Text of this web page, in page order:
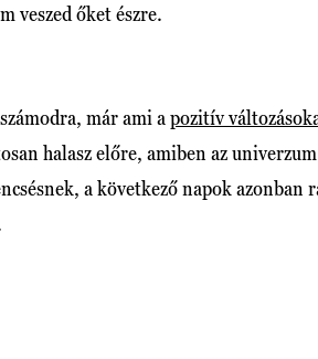
veszed őket észre.
már ami a pozitív
halasz előre, amiben az
a következő napok